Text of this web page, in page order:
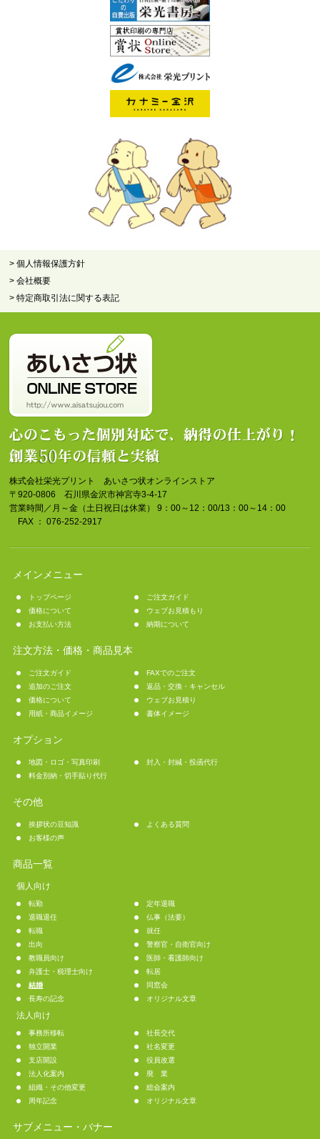
> 個人情報保護方針
> 会社概要
> 特定商取引法に関する表記
株式会社栄光プリント あいさつ状オンラインストア
〒920-0806 石川県金沢市神宮寺3-4-17
営業時間／月～金（土日祝日は休業） 9：00～12：00/13：00～14：00
FAX ： 076-252-2917
メインメニュー
トップページ
ご注文ガイド
価格について
ウェブお見積もり
お支払い方法
納期について
注文方法・価格・商品見本
ご注文ガイド
FAXでのご注文
追加のご注文
返品・交換・キャンセル
価格について
ウェブお見積り
用紙・商品イメージ
書体イメージ
オプション
地図・ロゴ・写真印刷
封入・封緘・投函代行
料金別納・切手貼り代行
その他
挨拶状の豆知識
よくある質問
お客様の声
商品一覧
個人向け
転勤
定年退職
退職退任
仏事（法要）
転職
就任
出向
警察官・自衛官向け
教職員向け
医師・看護師向け
弁護士・税理士向け
転居
結婚
同窓会
長寿の記念
オリジナル文章
法人向け
事務所移転
社長交代
独立開業
社名変更
支店開設
役員改選
法人化案内
廃 業
組織・その他変更
総会案内
周年記念
オリジナル文章
サブメニュー・バナー